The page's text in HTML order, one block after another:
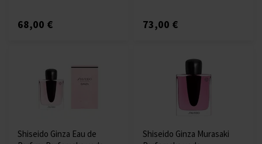
68,00 € 73,00 €
Shiseido Ginza Eau de
Shiseido Ginza Murasaki